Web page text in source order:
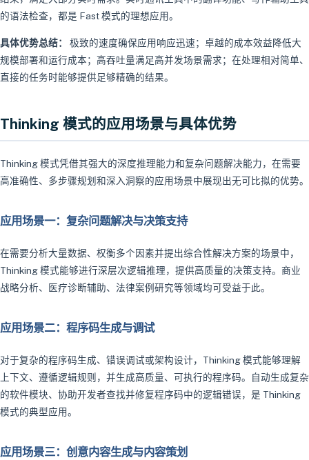
的语法检查，都是 Fast 模式的理想应用。
具体优势总结：
极致的速度确保应用响应迅速；卓越的成本效益降低大
规模部署和运行成本；高吞吐量满足高并发场景需求；在处理相对简单、
直接的任务时能够提供足够精确的结果。
Thinking 模式的应用场景与具体优势
Thinking 模式凭借其强大的深度推理能力和复杂问题解决能力，在需要
高准确性、多步骤规划和深入洞察的应用场景中展现出无可比拟的优势。
应用场景一：复杂问题解决与决策支持
在需要分析大量数据、权衡多个因素并提出综合性解决方案的场景中，
Thinking 模式能够进行深层次逻辑推理，提供高质量的决策支持。商业
战略分析、医疗诊断辅助、法律案例研究等领域均可受益于此。
应用场景二：程序码生成与调试
对于复杂的程序码生成、错误调试或架构设计，Thinking 模式能够理解
上下文、遵循逻辑规则，并生成高质量、可执行的程序码。自动生成复杂
的软件模块、协助开发者查找并修复程序码中的逻辑错误，是 Thinking
模式的典型应用。
应用场景三：创意内容生成与内容策划